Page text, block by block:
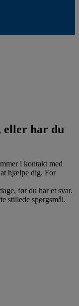
eller har du
i kontakt med
at hjælpe dig. For
før du har et svar.
stillede spørgsmål.